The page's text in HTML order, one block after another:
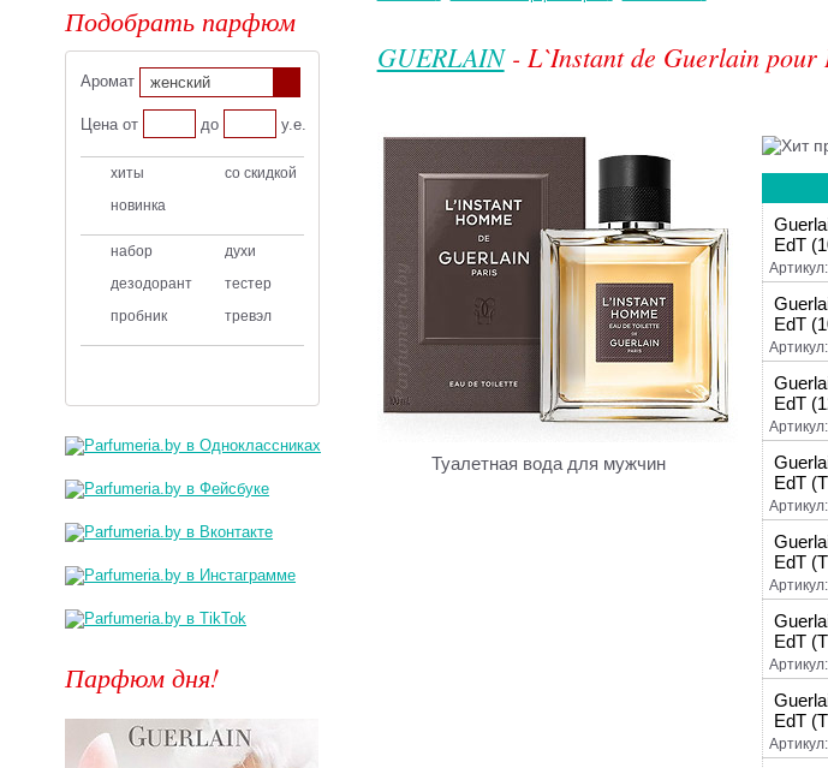
GUERLAIN- L`Instant de Guerlain pour
Туалетная вода для мужчин
EdT
EdT
EdT
EdT
EdT
EdT
EdT
Подобрать парфюм
Аромат женский
Цена от до у.е.
хиты
со скидкой
новинка
набор
духи
дезодорант
тестер
пробник
тревэл
Парфюм дня!